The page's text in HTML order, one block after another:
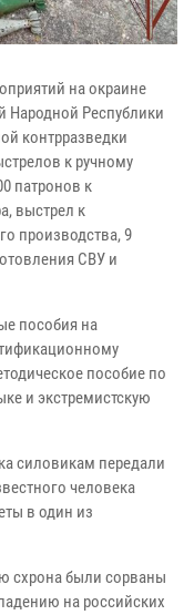
на окраине
Народной Республики
контрразведки
к ручному
патронов к
выстрел к
производства, 9
СВУ и
пособия на
пособие по
и экстремистскую
силовикам передали
человека
в один из
схрона были сорваны
на российских